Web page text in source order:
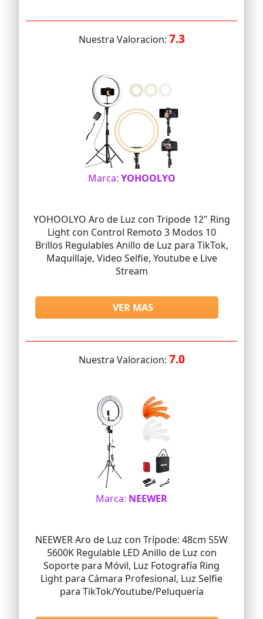
Nuestra Valoracion: 7.3
Marca: YOHOOLYO
YOHOOLYO Aro de Luz con Tripode 12" Ring
Light con Control Remoto 3 Modos 10
Brillos Regulables Anillo de Luz para TikTok,
Maquillaje, Video Selfie, Youtube e Live
Stream
VER MAS
Nuestra Valoracion: 7.0
Marca: NEEWER
NEEWER Aro de Luz con Trípode: 48cm 55W
5600K Regulable LED Anillo de Luz con
Soporte para Móvil, Luz Fotografía Ring
Light para Cámara Profesional, Luz Selfie
para TikTok/Youtube/Peluquería